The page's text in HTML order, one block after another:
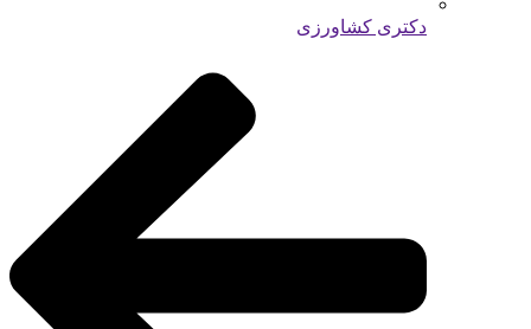
دکتری کشاورزی